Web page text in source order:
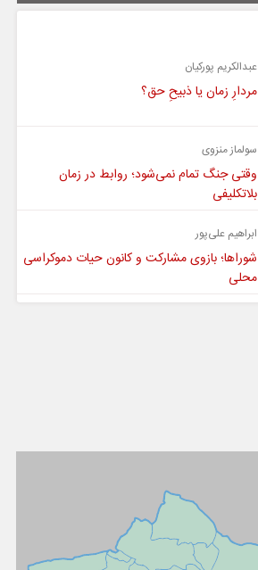
عبدالکریم پورکیان
مردارِ زمان یا ذبیحِ حق؟
سولماز منزوی
وقتی جنگ تمام نمی‌شود؛ روابط در زمان
بلاتکلیفی
ابراهیم علی‌پور
شوراها؛ بازوی مشارکت و کانون حیات دموکراسی
محلی